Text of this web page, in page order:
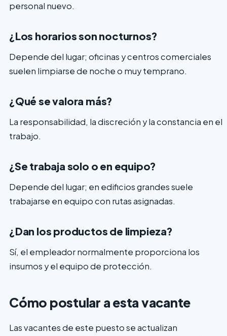
personal nuevo.
¿Los horarios son nocturnos?
Depende del lugar; oficinas y centros comerciales
suelen limpiarse de noche o muy temprano.
¿Qué se valora más?
La responsabilidad, la discreción y la constancia en el
trabajo.
¿Se trabaja solo o en equipo?
Depende del lugar; en edificios grandes suele
trabajarse en equipo con rutas asignadas.
¿Dan los productos de limpieza?
Sí, el empleador normalmente proporciona los
insumos y el equipo de protección.
Cómo postular a esta vacante
Las vacantes de este puesto se actualizan